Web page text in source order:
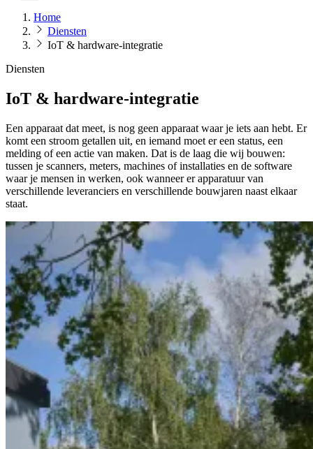
Home
Diensten
IoT & hardware-integratie
Diensten
IoT & hardware-integratie
Een apparaat dat meet, is nog geen apparaat waar je iets aan hebt. Er
komt een stroom getallen uit, en iemand moet er een status, een
melding of een actie van maken. Dat is de laag die wij bouwen:
tussen je scanners, meters, machines of installaties en de software
waar je mensen in werken, ook wanneer er apparatuur van
verschillende leveranciers en verschillende bouwjaren naast elkaar
staat.